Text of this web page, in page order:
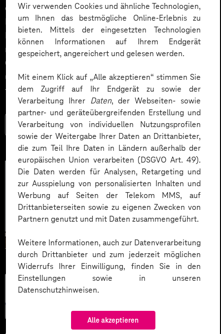
Wir verwenden Cookies und ähnliche Technologien,
um Ihnen das bestmögliche Online-Erlebnis zu
bieten. Mittels der eingesetzten Technologien
können Informationen auf Ihrem Endgerät
gespeichert, angereichert und gelesen werden.
Mit einem Klick auf „Alle akzeptieren“ stimmen Sie
dem Zugriff auf Ihr Endgerät zu sowie der
Verarbeitung Ihrer Daten, der Webseiten- sowie
partner- und geräteübergreifenden Erstellung und
Verarbeitung von individuellen Nutzungsprofilen
sowie der Weitergabe Ihrer Daten an Drittanbieter,
die zum Teil Ihre Daten in Ländern außerhalb der
europäischen Union verarbeiten (DSGVO Art. 49).
Die Daten werden für Analysen, Retargeting und
zur Ausspielung von personalisierten Inhalten und
Werbung auf Seiten der Telekom MMS, auf
Drittanbieterseiten sowie zu eigenen Zwecken von
Partnern genutzt und mit Daten zusammengeführt.
Weitere Informationen, auch zur Datenverarbeitung
durch Drittanbieter und zum jederzeit möglichen
Widerrufs Ihrer Einwilligung, finden Sie in den
Einstellungen sowie in unseren
Datenschutzhinweisen.
Alle akzeptieren
orchestrieren Prozesse entlang der gesamten
Employee Journey und schaffen messbaren Business
Impact. Der Beitrag zeigt konkrete Use Cases,
relevante KPIs für den Mittelstand sowie
Governance‑Leitplanken zu EU AI Act und DSGVO –
und liefert ein praxisnahes Priorisierungsframework
für HR‑Entscheider*innen.
Mehr lesen
Künstliche
Intelligenz